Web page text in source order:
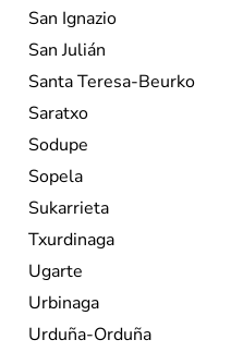
San Ignazio
San Julián
Santa Teresa-Beurko
Saratxo
Sodupe
Sopela
Sukarrieta
Txurdinaga
Ugarte
Urbinaga
Urduña-Orduña